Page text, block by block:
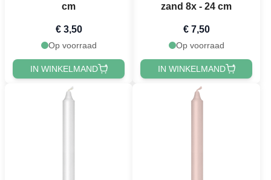
cm
€ 3,50
Op voorraad
IN WINKELMAND
zand 8x - 24 cm
€ 7,50
Op voorraad
IN WINKELMAND